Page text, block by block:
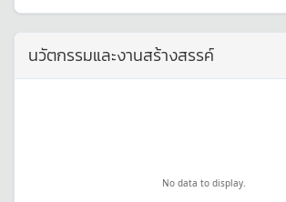
นวัตกรรมและงานสร้างสรรค์
No data to display.